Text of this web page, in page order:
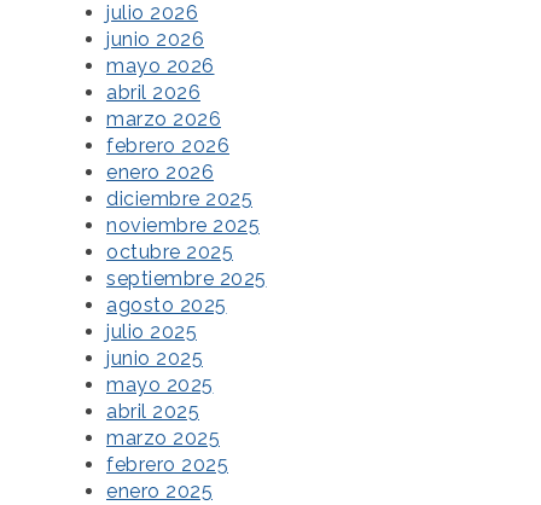
julio 2026
junio 2026
mayo 2026
abril 2026
marzo 2026
febrero 2026
enero 2026
diciembre 2025
noviembre 2025
octubre 2025
septiembre 2025
agosto 2025
julio 2025
junio 2025
mayo 2025
abril 2025
marzo 2025
febrero 2025
enero 2025